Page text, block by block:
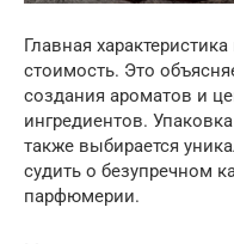
Главная
стоимость. Это
создания ароматов и
ингредиентов.
также выбирается
судить о безупречном
парфюмерии.